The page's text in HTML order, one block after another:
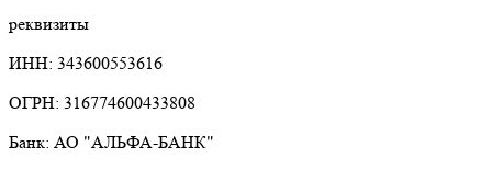
реквизиты
ИНН: 343600553616
ОГРН: 316774600433808
Банк: АО "АЛЬФА-БАНК"